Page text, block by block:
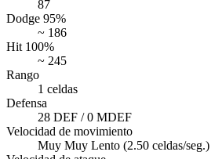
87
Dodge 95%
~ 186
Hit 100%
~ 245
Rango
1 celdas
Defensa
28 DEF / 0 MDEF
Velocidad de movimiento
Muy Muy Lento (2.50 celdas/seg.)